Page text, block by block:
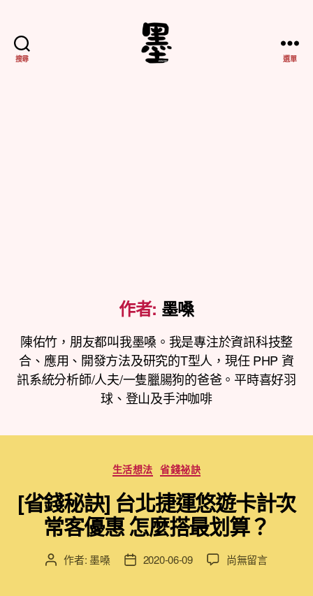
搜尋 選單
作者: 墨嗓
陳佑竹，朋友都叫我墨嗓。我是專注於資訊科技整
合、應用、開發方法及研究的T型人，現任 PHP 資
訊系統分析師/人夫/一隻臘腸狗的爸爸。平時喜好羽
球、登山及手沖咖啡
分
類
生活想法 省錢祕訣
[省錢秘訣] 台北捷運悠遊卡計次
常客優惠 怎麼搭最划算？
文 作者: 墨嗓
文 2020-06-09
在
尚無留言